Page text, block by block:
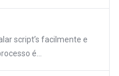
script’s facilmente e
é...